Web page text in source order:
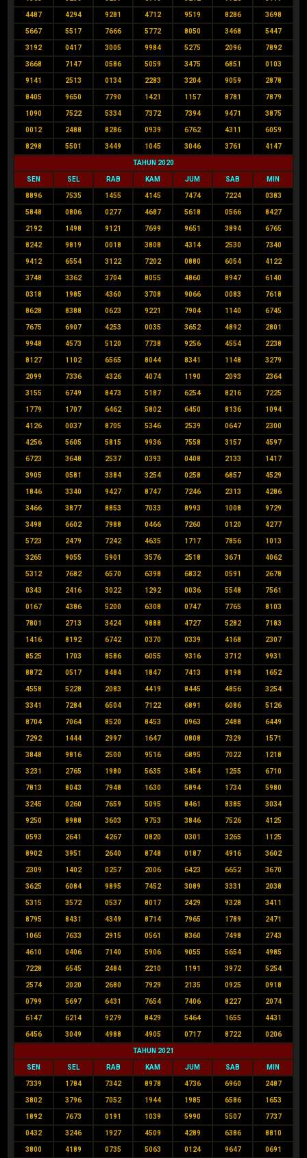
4487 4294 9281 4712 9519 8286 3698
5667 5517 7666 5772 8050 3468 5447
3192 0417 3005 9984 5275 2096 7892
3668 7147 0586 5059 3475 6851 0103
9141 2513 0134 2283 3204 9059 2878
8405 9650 7790 1421 1157 8781 7879
1090 7522 5334 7372 7394 9471 3875
0012 2488 8286 0939 6762 4311 6059
8298 5501 3449 1045 3046 3761 4147
TAHUN 2020
SEN SEL RAB KAM JUM SAB MIN
8896 7535 1455 4145 7474 7224 0383
5848 0806 0277 4687 5618 0566 8427
2192 1498 9121 7699 9651 3894 6765
8242 9819 0018 3808 4314 2530 7340
9412 6554 3122 7202 0880 6054 4122
3748 3362 3704 8055 4860 8947 6140
0318 1985 4360 3708 9066 0083 7618
8628 8388 0623 9221 7904 1140 6745
7675 6907 4253 0035 3652 4892 2801
9948 4573 5120 7738 9256 4554 2238
8127 1102 6565 8044 8341 1148 3279
2099 7336 4326 4074 1190 2093 2364
3155 6749 8473 5187 6254 8216 7225
1779 1707 6462 5802 6450 8136 1094
4126 0037 8705 5346 2539 0647 2300
4256 5605 5815 9936 7558 3157 4597
6723 3648 2537 0393 0408 2133 1417
3905 0581 3384 3254 0258 6857 4529
1846 3340 9427 8747 7246 2313 4286
3466 3877 8853 7033 8993 1008 9729
3498 6602 7988 0466 7260 0120 4277
5723 2479 7242 4635 1717 7856 1013
3265 9055 5901 3576 2518 3671 4062
5312 7682 6570 6398 6832 0591 2678
0343 2416 3022 1292 0036 5548 7561
0167 4386 5200 6308 0747 7765 8103
7801 2713 3424 9888 4727 5282 7183
1416 8192 6742 0370 0339 4168 2307
8525 1703 8586 6055 9316 3712 9931
8872 0517 8484 1847 7413 8198 1652
4558 5228 2083 4419 8445 4856 3254
3341 7284 6504 7122 6891 6086 5126
8704 7064 8520 8453 0963 2488 6449
7292 1444 2997 1647 0808 7329 1571
3848 9816 2500 9516 6895 7022 1218
3231 2765 1980 5635 3454 1255 6710
7813 8043 7948 1630 5894 1734 5980
3245 0260 7659 5095 8461 8385 3034
9250 8988 3603 9753 3846 7526 4125
0593 2641 4267 0820 0301 3265 1125
8902 3951 2640 8748 0187 4916 3602
2309 1402 0257 2006 6423 6652 3670
3625 6084 9895 7452 3089 3331 2038
5315 3572 0537 8017 2429 9328 3411
8795 8431 4349 8714 7965 1789 2471
1065 7633 2915 0561 8360 7498 2743
4610 0406 7140 5906 9055 5654 4985
7228 6545 2484 2210 1191 3972 5254
2574 2020 2680 7929 2135 0925 0918
0799 5697 6431 7654 7406 8227 2074
6147 6214 9279 8429 5464 1655 4431
6456 3049 4988 4905 0717 8722 0206
TAHUN 2021
SEN SEL RAB KAM JUM SAB MIN
7339 1784 7342 8978 4736 6960 2487
3802 3796 7052 1944 1985 6586 1653
1892 7673 0191 1039 5990 5507 7737
0432 3246 1927 4509 4289 6386 8810
3800 4189 0735 5063 0124 9647 0691